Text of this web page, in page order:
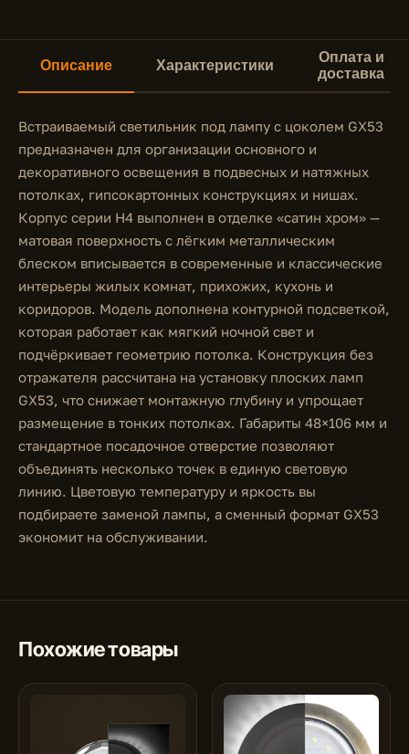
Описание Характеристики
Оплата и
доставка
Встраиваемый светильник под лампу с цоколем GX53
предназначен для организации основного и
декоративного освещения в подвесных и натяжных
потолках, гипсокартонных конструкциях и нишах.
Корпус серии H4 выполнен в отделке «сатин хром» —
матовая поверхность с лёгким металлическим
блеском вписывается в современные и классические
интерьеры жилых комнат, прихожих, кухонь и
коридоров. Модель дополнена контурной подсветкой,
которая работает как мягкий ночной свет и
подчёркивает геометрию потолка. Конструкция без
отражателя рассчитана на установку плоских ламп
GX53, что снижает монтажную глубину и упрощает
размещение в тонких потолках. Габариты 48×106 мм и
стандартное посадочное отверстие позволяют
объединять несколько точек в единую световую
линию. Цветовую температуру и яркость вы
подбираете заменой лампы, а сменный формат GX53
экономит на обслуживании.
Похожие товары